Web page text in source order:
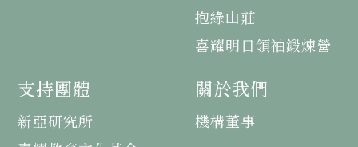
抱綠山莊
喜耀明日領袖鍛煉營
支持團體
新亞研究所
關於我們
機構董事